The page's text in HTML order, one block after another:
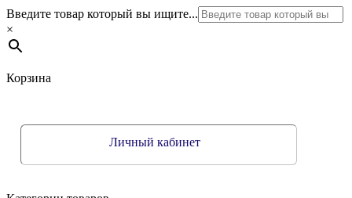
Введите товар который вы ищите...
×
Корзина
Личный кабинет